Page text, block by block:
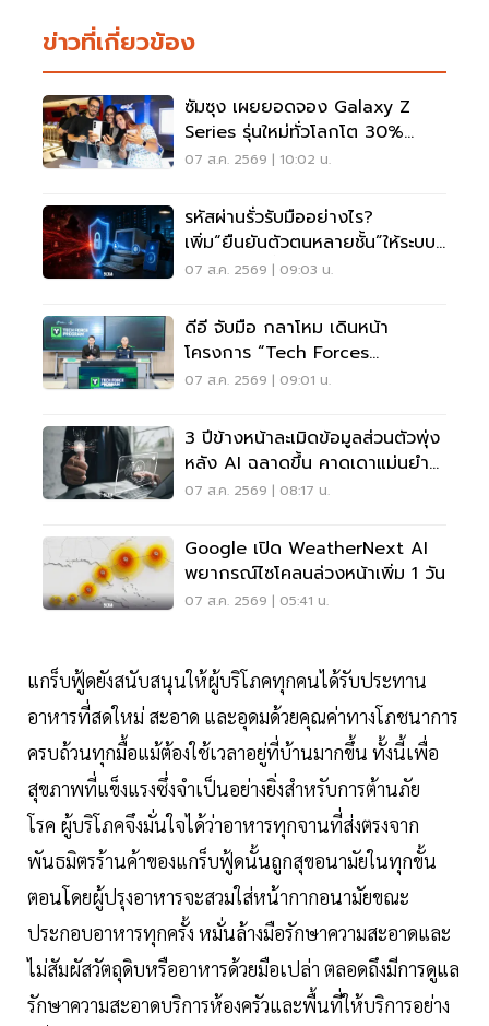
ข่าวที่เกี่ยวข้อง
ซัมซุง เผยยอดจอง Galaxy Z
Series รุ่นใหม่ทั่วโลกโต 30%
เกาหลีใต้แตะ 1.44 ล้านเครื่อง
07 ส.ค. 2569 | 10:02 น.
รหัสผ่านรั่วรับมืออย่างไร?
เพิ่ม“ยืนยันตัวตนหลายชั้น”ให้ระบบ
เดิม ไม่ต้องรื้อใหม่
07 ส.ค. 2569 | 09:03 น.
ดีอี จับมือ กลาโหม เดินหน้า
โครงการ “Tech Forces
Program”
07 ส.ค. 2569 | 09:01 น.
3 ปีข้างหน้าละเมิดข้อมูลส่วนตัวพุ่ง
หลัง AI ฉลาดขึ้น คาดเดาแม่นยำ
กว่าเดิม
07 ส.ค. 2569 | 08:17 น.
Google เปิด WeatherNext AI
พยากรณ์ไซโคลนล่วงหน้าเพิ่ม 1 วัน
07 ส.ค. 2569 | 05:41 น.
แกร็บฟู้ดยังสนับสนุนให้ผู้บริโภคทุกคนได้รับประทาน
อาหารที่สดใหม่ สะอาด และอุดมด้วยคุณค่าทางโภชนาการ
ครบถ้วนทุกมื้อแม้ต้องใช้เวลาอยู่ที่บ้านมากขึ้น ทั้งนี้เพื่อ
สุขภาพที่แข็งแรงซึ่งจำเป็นอย่างยิ่งสำหรับการต้านภัย
โรค ผู้บริโภคจึงมั่นใจได้ว่าอาหารทุกจานที่ส่งตรงจาก
พันธมิตรร้านค้าของแกร็บฟู้ดนั้นถูกสุขอนามัยในทุกขั้น
ตอนโดยผู้ปรุงอาหารจะสวมใส่หน้ากากอนามัยขณะ
ประกอบอาหารทุกครั้ง หมั่นล้างมือรักษาความสะอาดและ
ไม่สัมผัสวัตถุดิบหรืออาหารด้วยมือเปล่า ตลอดถึงมีการดูแล
รักษาความสะอาดบริการห้องครัวและพื้นที่ให้บริการอย่าง